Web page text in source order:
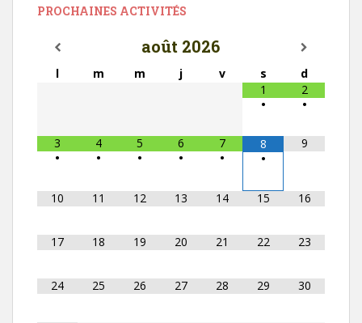
PROCHAINES ACTIVITÉS
août 2026
l m m j v s
d
1
•
2
•
3
•
4
•
5
•
6
•
7
•
8
•
9
10 11 12 13 14 15 16
17 18 19 20 21 22 23
24 25 26 27 28 29 30